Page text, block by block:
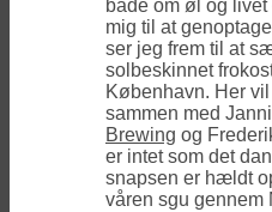
både om øl og
mig til at
ser jeg frem til at
solbeskinnet
København. Her
sammen med
Brewing og
er intet som det
snapsen er hældt
våren sgu gennem